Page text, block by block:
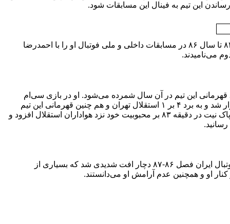
بسیاری از کارشناسان فوتبال پس از موفقیت دو ساله وحید طالب‌لو از سال ۸۴ تا سال ۸۶ در مسابقات داخلی و ملی فوتبال او را با احمدرضا
می‌نامیدند.
عوامل قهرمانی این تیم در آن سال شمرده می‌شود. او در بازی سی‌ام
استقلال تهران با برق شیراز که در حضور ۱۰۰ هزار هوادار استقلال تهران برگزار شد و به برد ۴ بر ۱ استقلال تهران و هم چنین قهرمانی این تیم
برای اولین بار در لیگ برتر فوتبال ایران منجر شد، با مهار ضربه پنالتی محسن پاک نیت در دقیقه ۸۳ بر محبوبیت خود نزد هواداران استقلال افزود و
او که به عنوان یکی از برترین دروازه‌بانان ایران شناخته می‌شود در لیگ برتر فوتبال ایران فصل ۸۶-۸۷ دچار افت شدیدی شد که بسیاری از
او و همچنین عدم آرامش او می‌دانستند.